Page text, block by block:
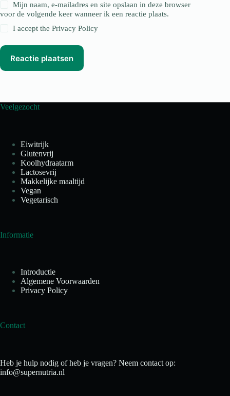
Mijn naam, e-mailadres en site opslaan in deze browser
voor de volgende keer wanneer ik een reactie plaats.
I accept thePrivacy Policy
Reactie plaatsen
Veelgezocht
Eiwitrijk
Glutenvrij
Koolhydraatarm
Lactosevrij
Makkelijke maaltijd
Vegan
Vegetarisch
Informatie
Introductie
Algemene Voorwaarden
Privacy Policy
Contact
Heb je hulp nodig of heb je vragen? Neem contact op:
info@supernutria.nl